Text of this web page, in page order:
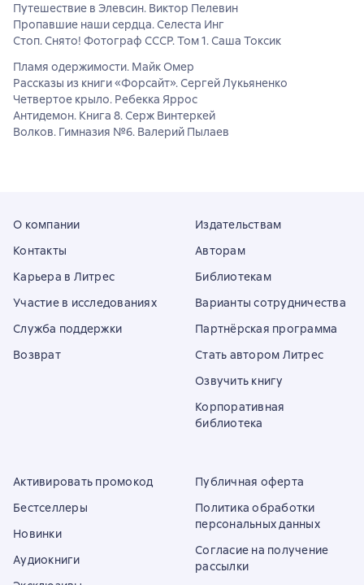
Путешествие в Элевсин. Виктор Пелевин
Пропавшие наши сердца. Селеста Инг
Стоп. Снято! Фотограф СССР. Том 1. Саша Токсик
Пламя одержимости. Майк Омер
Рассказы из книги «Форсайт». Сергей Лукьяненко
Четвертое крыло. Ребекка Яррос
Антидемон. Книга 8. Серж Винтеркей
Волков. Гимназия №6. Валерий Пылаев
О компании
Контакты
Карьера в Литрес
Участие в исследованиях
Служба поддержки
Возврат
Издательствам
Авторам
Библиотекам
Варианты сотрудничества
Партнёрская программа
Стать автором Литрес
Озвучить книгу
Корпоративная
библиотека
Активировать промокод
Бестселлеры
Новинки
Аудиокниги
Публичная оферта
Политика обработки
персональных данных
Согласие на получение
рассылки